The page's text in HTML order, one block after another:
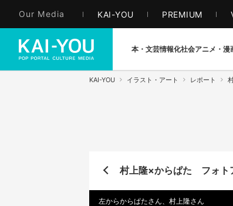
Our Media KAI-YOU PREMIUM
本・文芸情報化社会アニメ・漫
KAI-YOU イラスト・アート レポート
村上隆×からぱた フォト
左からからぱたさん、村上隆さん